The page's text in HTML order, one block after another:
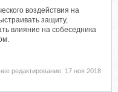
воздействия на
защиту,
влияние на собеседника
редактирование: 17 ноя 2018